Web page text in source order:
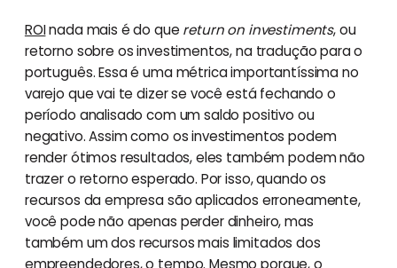
ROInada mais é do que return on investiments, ou
retorno sobre os investimentos, na tradução para o
português. Essa é uma métrica importantíssima no
varejo que vai te dizer se você está fechando o
período analisado com um saldo positivo ou
negativo. Assim como os investimentos podem
render ótimos resultados, eles também podem não
trazer o retorno esperado. Por isso, quando os
recursos da empresa são aplicados erroneamente,
você pode não apenas perder dinheiro, mas
também um dos recursos mais limitados dos
empreendedores, o tempo. Mesmo porque, o